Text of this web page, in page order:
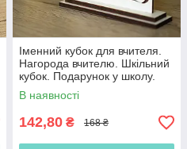
Іменний кубок для вчителя.
Нагорода вчителю. Шкільний
кубок. Подарунок у школу.
Кубок на останній дзвінок
В наявності
142,80 ₴ 168 ₴